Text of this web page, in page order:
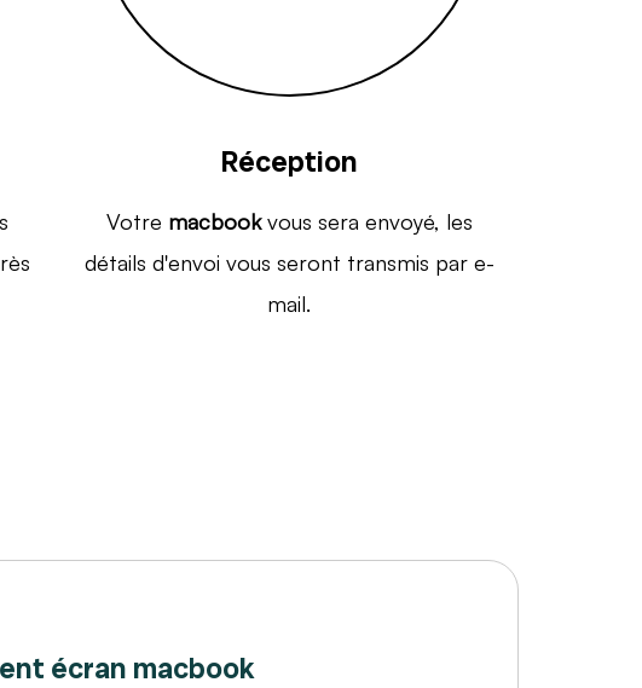
Réception
Votre macbookvous sera envoyé, les
détails d'envoi vous seront transmis par e-
mail.
écran macbook